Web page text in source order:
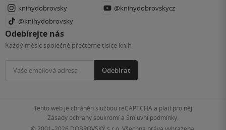
knihydobrovsky
@knihydobrovskycz
@knihydobrovsky
Odebírejte nás
Každý měsíc společně přečteme tisíce knih
Odebírat
Tento web je chráněn službou reCAPTCHA a platí pro něj
Zásady ochrany soukromía Smluvní podmínky